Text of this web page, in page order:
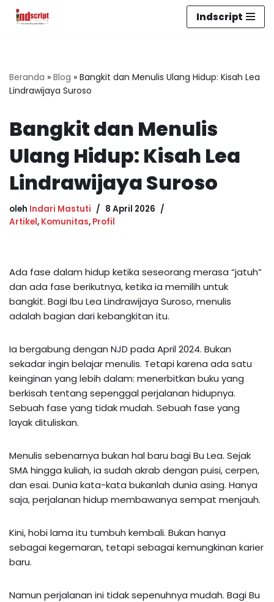
Indscript
Beranda » Blog » Bangkit dan Menulis Ulang Hidup: Kisah Lea
Lindrawijaya Suroso
Bangkit dan Menulis
Ulang Hidup: Kisah Lea
Lindrawijaya Suroso
oleh Indari Mastuti
8 April 2026
Artikel, Komunitas, Profil
Ada fase dalam hidup ketika seseorang merasa “jatuh”
dan ada fase berikutnya, ketika ia memilih untuk
bangkit. Bagi Ibu Lea Lindrawijaya Suroso, menulis
adalah bagian dari kebangkitan itu.
Ia bergabung dengan NJD pada April 2024. Bukan
sekadar ingin belajar menulis. Tetapi karena ada satu
keinginan yang lebih dalam: menerbitkan buku yang
berkisah tentang sepenggal perjalanan hidupnya.
Sebuah fase yang tidak mudah. Sebuah fase yang
layak dituliskan.
Menulis sebenarnya bukan hal baru bagi Bu Lea. Sejak
SMA hingga kuliah, ia sudah akrab dengan puisi, cerpen,
dan esai. Dunia kata-kata bukanlah dunia asing. Hanya
saja, perjalanan hidup membawanya sempat menjauh.
Kini, hobi lama itu tumbuh kembali. Bukan hanya
sebagai kegemaran, tetapi sebagai kemungkinan karier
baru.
Namun perjalanan ini tidak sepenuhnya mudah. Bagi Bu